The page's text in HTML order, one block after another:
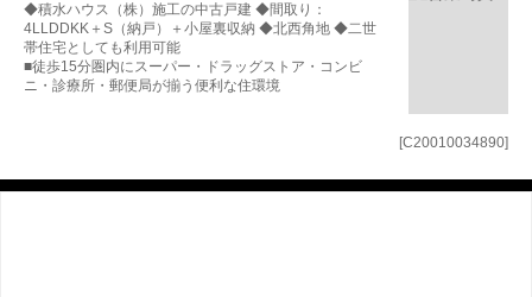
[C20010034890]
◆積水ハウス（株）施工の中古戸建 ◆間取り：
4LLDDKK＋S（納戸）＋小屋裏収納 ◆北西角地 ◆二世
帯住宅としても利用可能
■徒歩15分圏内にスーパー・ドラッグストア・コンビ
ニ・診療所・郵便局が揃う便利な住環境